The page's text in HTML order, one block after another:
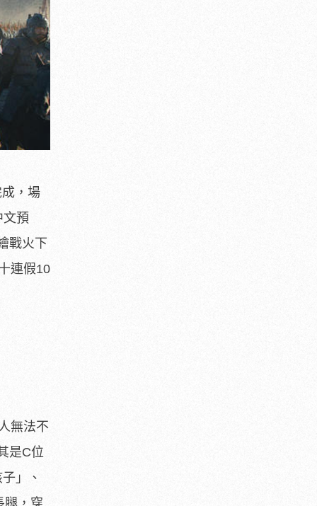
，場
文預
戰火下
連假10
無法不
是C位
」、
腿，穿